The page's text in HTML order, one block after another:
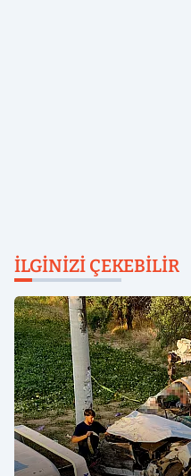
İLGINIZI ÇEKEBILIR